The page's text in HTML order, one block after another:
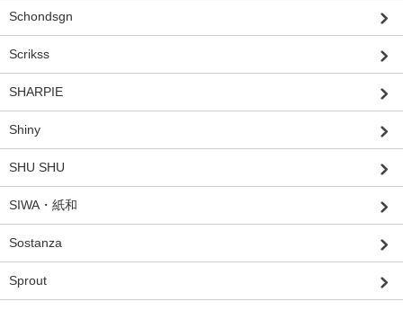
Schondsgn
Scrikss
SHARPIE
Shiny
SHU SHU
SIWA・紙和
Sostanza
Sprout